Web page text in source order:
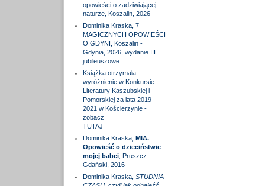
opowieści o zadziwiającej
naturze, Koszalin, 2026
Dominika Kraska, 7
MAGICZNYCH OPOWIEŚCI
O GDYNI, Koszalin -
Gdynia, 2026, wydanie III
jubileuszowe
Książka otrzymała
wyróżnienie w Konkursie
Literatury Kaszubskiej i
Pomorskiej za lata 2019-
2021 w Kościerzynie -
zobacz
TUTAJ
Dominika Kraska, MIA.
Opowieść o dzieciństwie
mojej babci, Pruszcz
Gdański, 2016
Dominika Kraska, STUDNIA